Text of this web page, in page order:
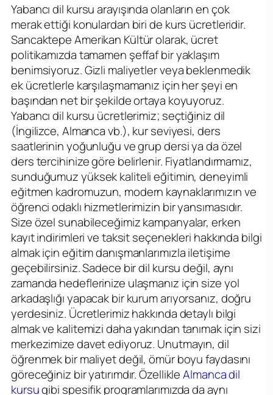
Yabancı dil kursu arayışında olanların en çok
merak ettiği konulardan biri de kurs ücretleridir.
Sancaktepe Amerikan Kültür olarak, ücret
politikamızda tamamen şeffaf bir yaklaşım
benimsiyoruz. Gizli maliyetler veya beklenmedik
ek ücretlerle karşılaşmamanız için her şeyi en
başından net bir şekilde ortaya koyuyoruz.
Yabancı dil kursu ücretlerimiz; seçtiğiniz dil
(İngilizce, Almanca vb.), kur seviyesi, ders
saatlerinin yoğunluğu ve grup dersi ya da özel
ders tercihinize göre belirlenir. Fiyatlandırmamız,
sunduğumuz yüksek kaliteli eğitimin, deneyimli
eğitmen kadromuzun, modern kaynaklarımızın ve
öğrenci odaklı hizmetlerimizin bir yansımasıdır.
Size özel sunabileceğimiz kampanyalar, erken
kayıt indirimleri ve taksit seçenekleri hakkında bilgi
almak için eğitim danışmanlarımızla iletişime
geçebilirsiniz. Sadece bir dil kursu değil, aynı
zamanda hedeflerinize ulaşmanız için size yol
arkadaşlığı yapacak bir kurum arıyorsanız, doğru
yerdesiniz. Ücretlerimiz hakkında detaylı bilgi
almak ve kalitemizi daha yakından tanımak için sizi
merkezimize davet ediyoruz. Unutmayın, dil
öğrenmek bir maliyet değil, ömür boyu faydasını
göreceğiniz bir yatırımdır. ÖzellikleAlmanca dil
kursugibi spesifik programlarımızda da aynı